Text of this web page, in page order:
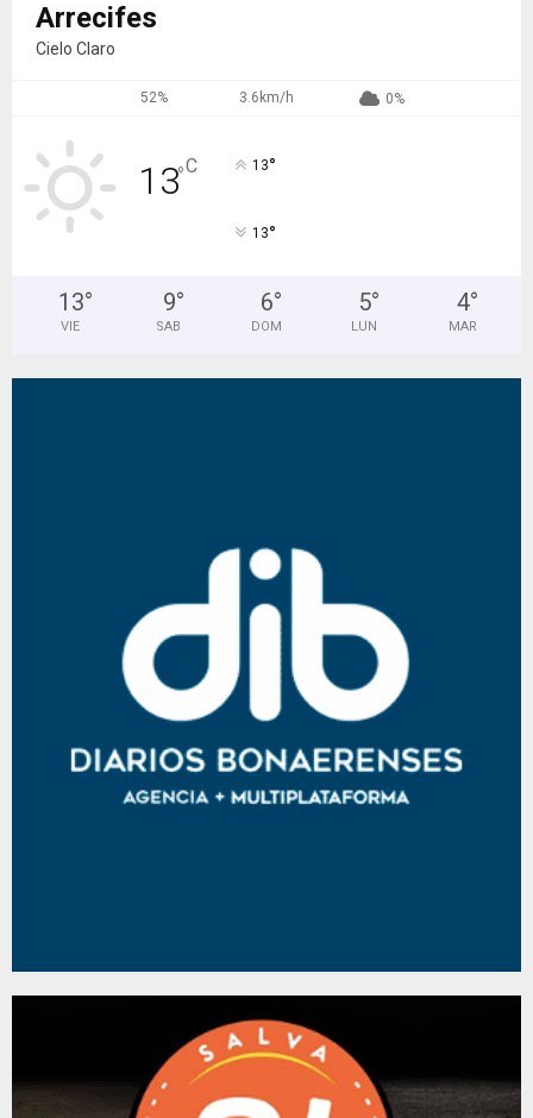
Arrecifes
Cielo Claro
52% 3.6km/h 0%
13°C 13°
13°
13°
VIE
9°
SAB
6°
DOM
5°
LUN
4°
MAR